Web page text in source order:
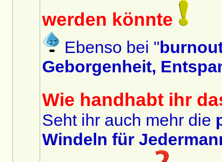
werden könnte
Ebenso bei "
Geborgenheit,
Wie handhabt ihr
Seht ihr auch mehr die
Windeln für